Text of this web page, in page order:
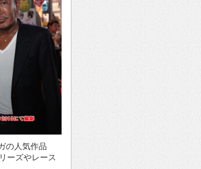
の人気作品
ーズやレース